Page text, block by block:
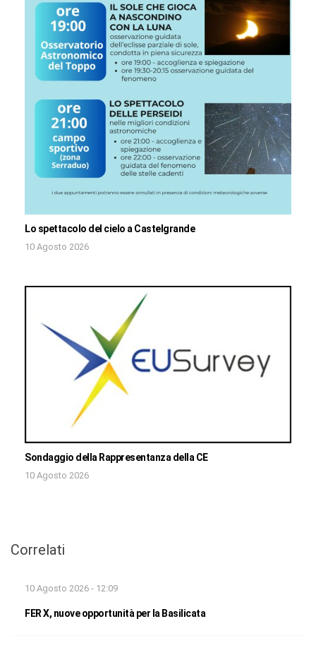
Lo spettacolo del cielo a Castelgrande
10 Agosto 2026
Sondaggio della Rappresentanza della CE
10 Agosto 2026
Correlati
10 Agosto 2026 - 12:09
FER X, nuove opportunità per la Basilicata